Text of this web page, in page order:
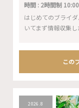
時間 : 2時間制
はじめてのブライ
いてまず情報収集
この
2026.8